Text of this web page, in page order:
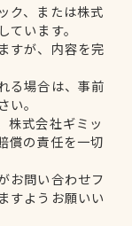
ク、または株式
います。
すが、内容を完
る場合は、事前
。
株式会社ギミッ
償の責任を一切
お問い合わせフ
すようお願いい